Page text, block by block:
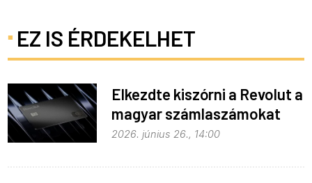
EZ IS ÉRDEKELHET
Elkezdte kiszórni a Revolut a
magyar számlaszámokat
2026. június 26., 14:00